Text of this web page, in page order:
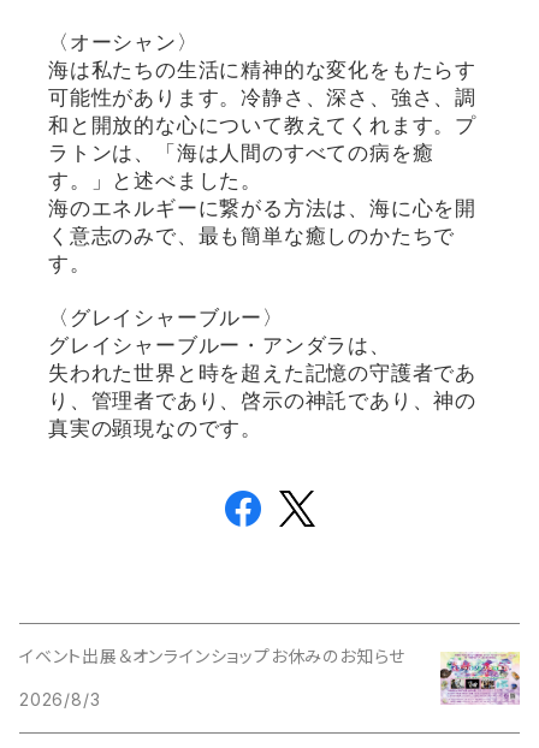
〈オーシャン〉
海は私たちの生活に精神的な変化をもたらす
可能性があります。冷静さ、深さ、強さ、調
和と開放的な心について教えてくれます。プ
ラトンは、「海は人間のすべての病を癒
す。」と述べました。
海のエネルギーに繋がる方法は、海に心を開
く意志のみで、最も簡単な癒しのかたちで
す。
〈グレイシャーブルー〉
グレイシャーブルー・アンダラは、
失われた世界と時を超えた記憶の守護者であ
り、管理者であり、啓示の神託であり、神の
真実の顕現なのです。
イベント出展＆オンラインショップお休みのお知らせ
2026/8/3